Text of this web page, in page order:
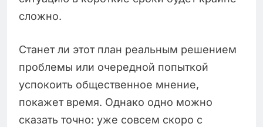
сложно.
Станет ли этот план реальным решением
проблемы или очередной попыткой
успокоить общественное мнение,
покажет время. Однако одно можно
сказать точно: уже совсем скоро с